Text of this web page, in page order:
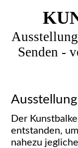
Senden -
Der
entstanden,
nahezu